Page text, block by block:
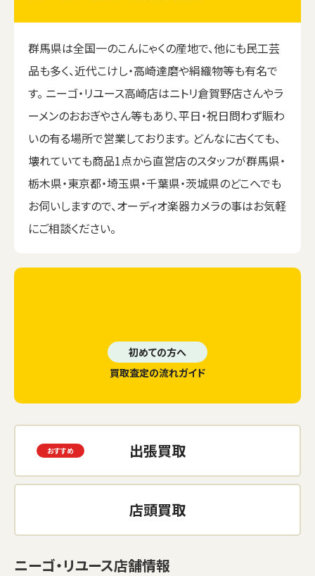
群馬県は全国一のこんにゃくの産地で、他にも民工芸
品も多く、近代こけし・高崎達磨や絹織物等も有名で
す。 ニーゴ・リユース高崎店はニトリ倉賀野店さんやラ
ーメンのおおぎやさん等もあり、平日・祝日問わず賑わ
いの有る場所で営業しております。 どんなに古くても、
壊れていても商品1点から直営店のスタッフが群馬県・
栃木県・東京都・埼玉県・千葉県・茨城県のどこへでも
お伺いしますので、オーディオ楽器カメラの事はお気軽
にご相談ください。
初めての方へ
買取査定の流れガイド
出張買取
店頭買取
ニーゴ・リユース店舗情報